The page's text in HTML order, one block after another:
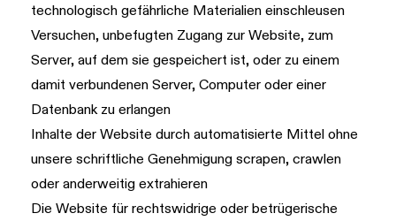
technologisch gefährliche Materialien einschleusen
Versuchen, unbefugten Zugang zur Website, zum
Server, auf dem sie gespeichert ist, oder zu einem
damit verbundenen Server, Computer oder einer
Datenbank zu erlangen
Inhalte der Website durch automatisierte Mittel ohne
unsere schriftliche Genehmigung scrapen, crawlen
oder anderweitig extrahieren
Die Website für rechtswidrige oder betrügerische